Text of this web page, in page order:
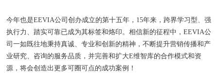
今年也是EEVIA公司创办成立的第十五年，15年来，跨界学习型、强
执行力、踏实可靠已成为其标签和烙印。相信新的征程中，EEVIA公
司一如既往地秉持真诚、专业和创新的精神，不断提升营销传播和产
业研究、咨询的服务品质，并完善和扩大E维智库的合作模式和资
源，将会创造出更多可圈可点的成功案例！